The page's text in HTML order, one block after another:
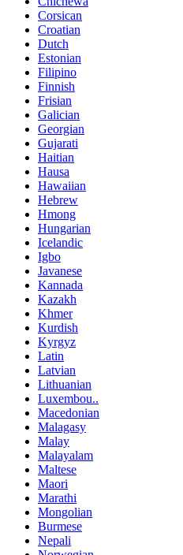
Corsican
Croatian
Dutch
Estonian
Filipino
Finnish
Frisian
Galician
Georgian
Gujarati
Haitian
Hausa
Hawaiian
Hebrew
Hmong
Hungarian
Icelandic
Igbo
Javanese
Kannada
Kazakh
Khmer
Kurdish
Kyrgyz
Latin
Latvian
Lithuanian
Luxembou..
Macedonian
Malagasy
Malay
Malayalam
Maltese
Maori
Marathi
Mongolian
Burmese
Nepali